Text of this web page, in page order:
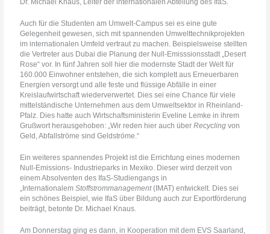
Dr. Michael Knaus, Leiter der internationalen Abteilung des IfaS.
Auch für die Studenten am Umwelt-Campus sei es eine gute
Gelegenheit gewesen, sich mit spannenden Umwelttechnikprojekten
im internationalen Umfeld vertraut zu machen. Beispielsweise stellten
die Vertreter aus Dubai die Planung der Null-Emisssionsstadt „Desert
Rose“ vor. In fünf Jahren soll hier die modernste Stadt der Welt für
160.000 Einwohner entstehen, die sich komplett aus Erneuerbaren
Energien versorgt und alle feste und flüssige Abfälle in einer
Kreislaufwirtschaft wiederverwertet. Dies sei eine Chance für viele
mittelständische Unternehmen aus dem Umweltsektor in Rheinland-
Pfalz. Dies hatte auch Wirtschaftsministerin Eveline Lemke in ihrem
Grußwort herausgehoben: „Wir reden hier auch überRecycling von
Geld, Abfallströme sind Geldströme.“
Ein weiteres spannendes Projekt ist die Errichtung eines modernen
Null-Emissions- Industrieparks in Mexiko. Dieser wird derzeit von
einem Absolventen des IfaS-Studiengangs in
„InternationalemStoffstrommanagement(IMAT) entwickelt. Dies sei
ein schönes Beispiel, wie IfaS über Bildung auch zur Exportförderung
beiträgt, betonte Dr. Michael Knaus.
Am Donnerstag ging es dann, in Kooperation mit dem EVS Saarland,